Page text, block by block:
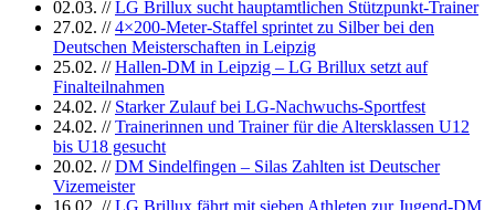
02.03. //LG Brillux sucht hauptamtlichen Stützpunkt-Trainer
27.02. //4×200-Meter-Staffel sprintet zu Silber bei den
Deutschen Meisterschaften in Leipzig
25.02. //Hallen-DM in Leipzig – LG Brillux setzt auf
Finalteilnahmen
24.02. // Starker Zulauf bei LG-Nachwuchs-Sportfest
24.02. //Trainerinnen und Trainer für die Altersklassen U12
bis U18 gesucht
20.02. //DM Sindelfingen – Silas Zahlten ist Deutscher
Vizemeister
16.02. //LG Brillux fährt mit sieben Athleten zur Jugend-DM